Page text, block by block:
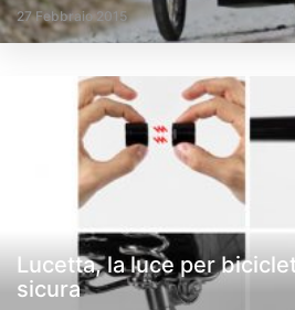
27 Febbraio 2015
Lucetta, la luce per
sicura